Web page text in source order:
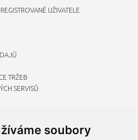
soubory
UŽIVATELE
TRŽEB
SERVISŮ